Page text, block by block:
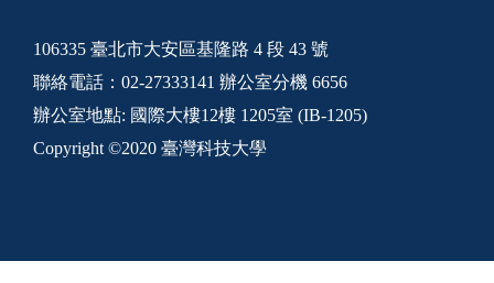
106335 臺北市大安區基隆路 4 段 43 號
聯絡電話：02-27333141 辦公室分機 6656
辦公室地點: 國際大樓12樓 1205室 (IB-1205)
Copyright ©2020 臺灣科技大學